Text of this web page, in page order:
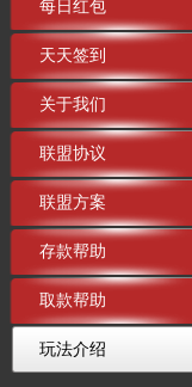
每日红包
天天签到
关于我们
联盟协议
联盟方案
存款帮助
取款帮助
玩法介绍